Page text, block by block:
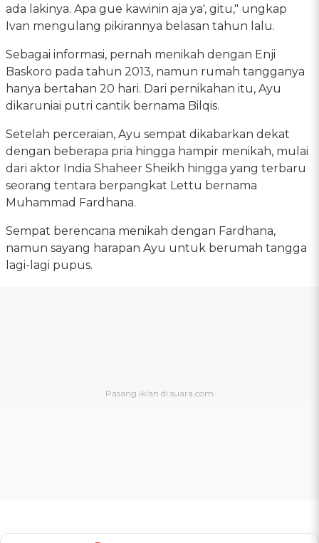
ada lakinya. Apa gue kawinin aja ya', gitu," ungkap
Ivan mengulang pikirannya belasan tahun lalu.
Sebagai informasi, pernah menikah dengan Enji
Baskoro pada tahun 2013, namun rumah tangganya
hanya bertahan 20 hari. Dari pernikahan itu, Ayu
dikaruniai putri cantik bernama Bilqis.
Setelah perceraian, Ayu sempat dikabarkan dekat
dengan beberapa pria hingga hampir menikah, mulai
dari aktor India Shaheer Sheikh hingga yang terbaru
seorang tentara berpangkat Lettu bernama
Muhammad Fardhana.
Sempat berencana menikah dengan Fardhana,
namun sayang harapan Ayu untuk berumah tangga
lagi-lagi pupus.